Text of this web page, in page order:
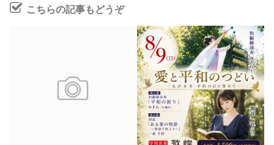
こちらの記事もどうぞ